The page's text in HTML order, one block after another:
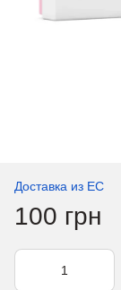
Доставка из ЕС
100 грн